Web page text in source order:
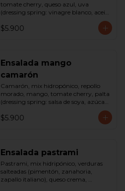
tomate cherry, queso azul, uva
(dressing spring: vinagre blanco, aceite
$5.900
Ensalada mango
camarón
Camarón, mix hidropónico, repollo
morado, mango, tomate cherry, palta
(dressing spring: salsa de soya, azúcar,
$5.900
Ensalada pastrami
Pastrami, mix hidripónico, verduras
salteadas (pimentón, zanahoria,
zapallo italiano), queso crema,